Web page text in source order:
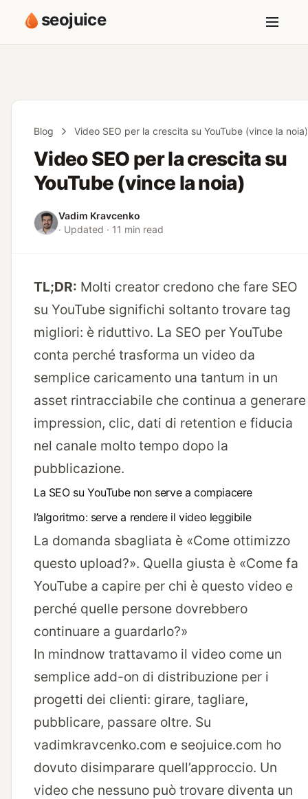
seojuice
Blog Video SEO per la crescita su YouTube (vince la noia)
Video SEO per la crescita su
YouTube (vince la noia)
Vadim Kravcenko
· Updated · 11 min read
TL;DR: Molti creator credono che fare SEO
su YouTube significhi soltanto trovare tag
migliori: è riduttivo. La SEO per YouTube
conta perché trasforma un video da
semplice caricamento una tantum in un
asset rintracciabile che continua a generare
impression, clic, dati di retention e fiducia
nel canale molto tempo dopo la
pubblicazione.
La SEO su YouTube non serve a compiacere
l’algoritmo: serve a rendere il video leggibile
La domanda sbagliata è «Come ottimizzo
questo upload?». Quella giusta è «Come fa
YouTube a capire per chi è questo video e
perché quelle persone dovrebbero
continuare a guardarlo?»
In mindnow trattavamo il video come un
semplice add-on di distribuzione per i
progetti dei clienti: girare, tagliare,
pubblicare, passare oltre. Su
vadimkravcenko.com e seojuice.com ho
dovuto disimparare quell’approccio. Un
video che nessuno può trovare diventa un